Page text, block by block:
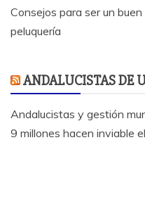
Consejos para ser un
peluquería
ANDALUCISTAS DE
Andalucistas y gestión
9 millones hacen inviable